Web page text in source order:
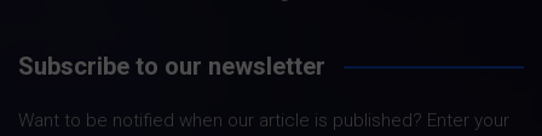
Subscribe to our newsletter
Want to be notified when our article is published? Enter your